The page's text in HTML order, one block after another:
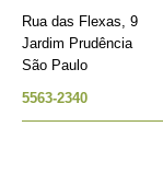
Rua das Flexas, 9
Jardim Prudência
São Paulo
5563-2340